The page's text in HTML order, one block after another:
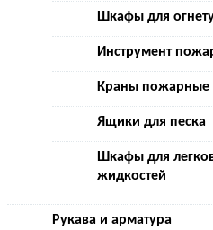
Шкафы для
Инструмент
Краны пожарные
Ящики для песка
Шкафы для
жидкостей
Рукава и арматура